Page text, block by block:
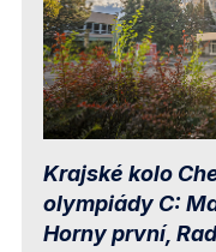
Krajské kolo
olympiády C:
Horny první,